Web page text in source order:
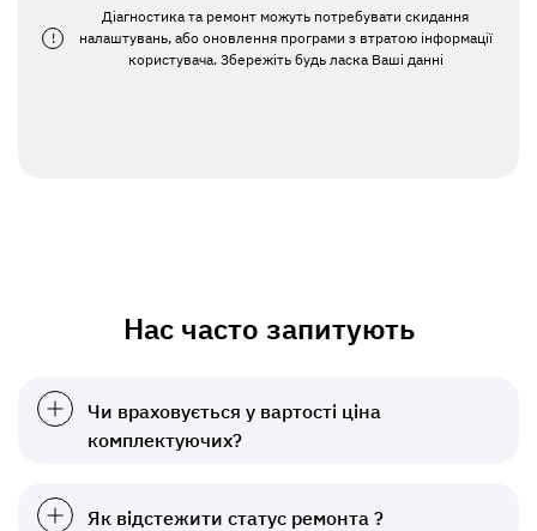
!
Діагностика та ремонт можуть потребувати скидання
налаштувань, або оновлення програми з втратою інформації
користувача. Збережіть будь ласка Ваші данні
Нас часто запитують
Чи враховується у вартості ціна
комплектуючих?
Як відстежити статус ремонта ?